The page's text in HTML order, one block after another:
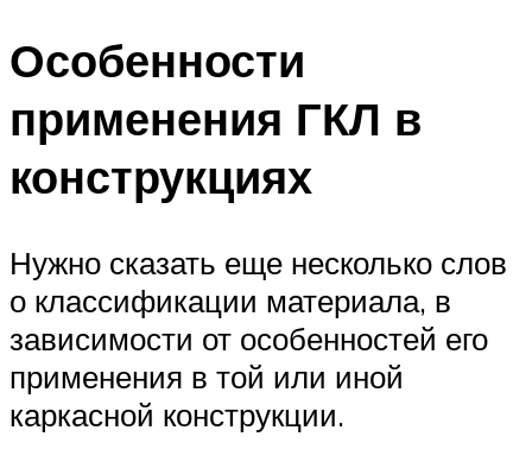
Особенности
применения ГКЛ в
конструкциях
Нужно сказать еще несколько слов
о классификации материала, в
зависимости от особенностей его
применения в той или иной
каркасной конструкции.